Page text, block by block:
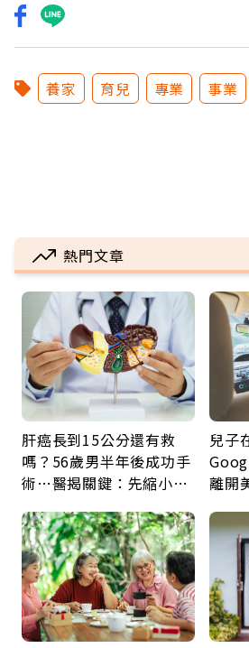
養家 育兒 專業 事業
熱門文章
肝癌長到15公分還有救
嗎？56歲男半年後成功手
術…醫揭關鍵：先縮小腫
兒子
離開